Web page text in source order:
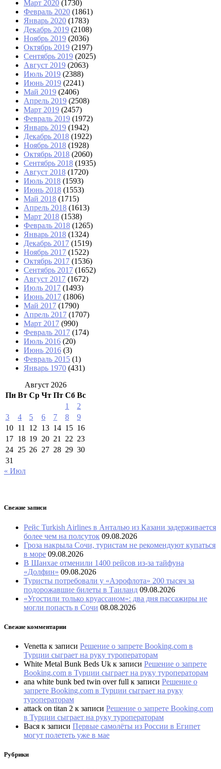
Март 2020 (1730)
Февраль 2020 (1861)
Январь 2020 (1783)
Декабрь 2019 (2108)
Ноябрь 2019 (2036)
Октябрь 2019 (2197)
Сентябрь 2019 (2025)
Август 2019 (2063)
Июль 2019 (2388)
Июнь 2019 (2241)
Май 2019 (2406)
Апрель 2019 (2508)
Март 2019 (2457)
Февраль 2019 (1972)
Январь 2019 (1942)
Декабрь 2018 (1922)
Ноябрь 2018 (1928)
Октябрь 2018 (2060)
Сентябрь 2018 (1935)
Август 2018 (1720)
Июль 2018 (1593)
Июнь 2018 (1553)
Май 2018 (1715)
Апрель 2018 (1613)
Март 2018 (1538)
Февраль 2018 (1265)
Январь 2018 (1324)
Декабрь 2017 (1519)
Ноябрь 2017 (1522)
Октябрь 2017 (1536)
Сентябрь 2017 (1652)
Август 2017 (1672)
Июль 2017 (1493)
Июнь 2017 (1806)
Май 2017 (1790)
Апрель 2017 (1707)
Март 2017 (990)
Февраль 2017 (174)
Июль 2016 (20)
Июнь 2016 (3)
Февраль 2015 (1)
Январь 1970 (431)
Август 2026
Пн Вт Ср Чт Пт Сб Вс
1
2
3
4 5 6 7 8
9
10 11 12 13 14 15 16
17 18 19 20 21 22 23
24 25 26 27 28 29 30
31
« Июл
Свежие записи
Рейс Turkish Airlines в Анталью из Казани задерживается
более чем на полсуток 09.08.2026
Гроза накрыла Сочи, туристам не рекомендуют купаться
в море 09.08.2026
В Шанхае отменили 1400 рейсов из-за тайфуна
«Долфин» 09.08.2026
Туристы потребовали у «Аэрофлота» 200 тысяч за
подорожавшие билеты в Таиланд 09.08.2026
«Угостили только круассаном»: два дня пассажиры не
могли попасть в Сочи 08.08.2026
Свежие комментарии
Venetta к записи Решение о запрете Booking.com в
Турции сыграет на руку туроператорам
White Metal Bunk Beds Uk к записи Решение о запрете
Booking.com в Турции сыграет на руку туроператорам
ana white bunk bed twin over full к записи Решение о
запрете Booking.com в Турции сыграет на руку
туроператорам
attack on titan 2 к записи Решение о запрете Booking.com
в Турции сыграет на руку туроператорам
Вася к записи Первые самолёты из России в Египет
могут полететь уже в мае
Рубрики